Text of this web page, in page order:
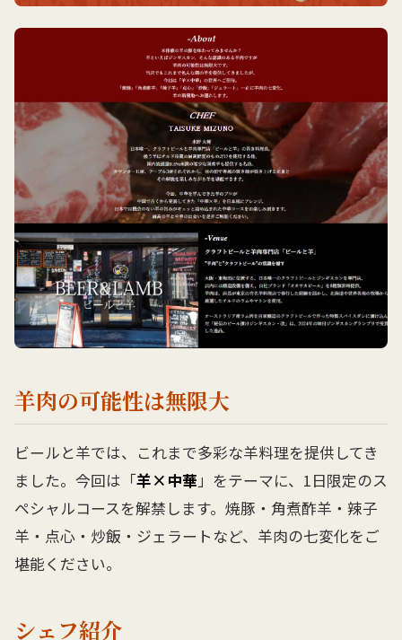
羊肉の可能性は無限大
ビールと羊では、これまで多彩な羊料理を提供してき
ました。今回は「羊×中華」をテーマに、1日限定のス
ペシャルコースを解禁します。焼豚・角煮酢羊・辣子
羊・点心・炒飯・ジェラートなど、羊肉の七変化をご
堪能ください。
シェフ紹介